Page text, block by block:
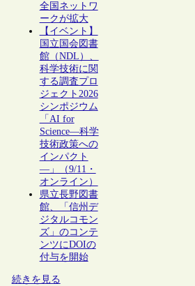
全国ネットワ
ークが拡大
【イベント】
国立国会図書
館（NDL）、
科学技術に関
する調査プロ
ジェクト2026
シンポジウム
「AI for
Science―科学
技術政策への
インパクト
―」（9/11・
オンライン）
県立長野図書
館、「信州デ
ジタルコモン
ズ」のコンテ
ンツにDOIの
付与を開始
続きを見る